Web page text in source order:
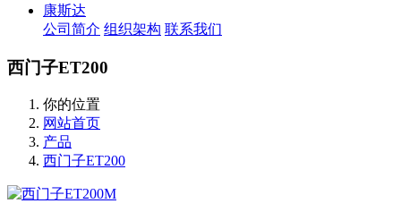
康斯达
公司简介 组织架构 联系我们
西门子ET200
你的位置
网站首页
产品
西门子ET200